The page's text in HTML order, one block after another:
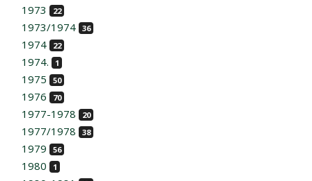
1973 22
1973/1974 36
1974 22
1974. 1
1975 50
1976 70
1977-1978 20
1977/1978 38
1979 56
1980 1